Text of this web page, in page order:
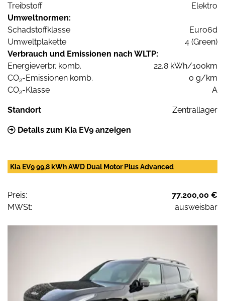
Treibstoff
Elektro
Umweltnormen:
Schadstoffklasse
Euro6d
Umweltplakette
4 (Green)
Verbrauch und Emissionen nach WLTP:
Energieverbr. komb.
22,8 kWh/100km
CO2-Emissionen komb.
0 g/km
CO2-Klasse A
Standort Zentrallager
Details zum Kia EV9 anzeigen
Kia EV9 99,8 kWh AWD Dual Motor Plus Advanced
Preis:
77.200,00 €
MWSt:
ausweisbar